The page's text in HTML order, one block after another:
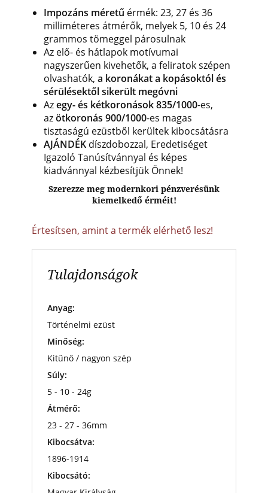
Impozáns méretű érmék: 23, 27 és 36
milliméteres átmérők, melyek 5, 10 és 24
grammos tömeggel párosulnak
Az elő- és hátlapok motívumai
nagyszerűen kivehetők, a feliratok szépen
olvashatók, a koronákat a kopásoktól és
sérülésektől sikerült megóvni
Azegy- és kétkoronások 835/1000-es,
azötkoronás 900/1000-es magas
tisztaságú ezüstből kerültek kibocsátásra
AJÁNDÉK díszdobozzal, Eredetiséget
Igazoló Tanúsítvánnyal és képes
kiadvánnyal kézbesítjük Önnek!
Szerezze meg modernkori pénzverésünk
kiemelkedő érméit!
Értesítsen, amint a termék elérhető lesz!
Tulajdonságok
Anyag:
Történelmi ezüst
Minőség:
Kitűnő / nagyon szép
Súly:
5 - 10 - 24g
Átmérő:
23 - 27 - 36mm
Kibocsátva:
1896-1914
Kibocsátó: